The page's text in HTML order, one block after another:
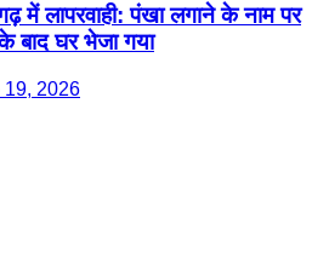
में लापरवाही: पंखा लगाने के नाम पर
बाद घर भेजा गया
19, 2026